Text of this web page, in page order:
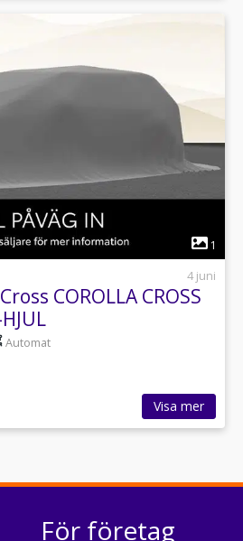
1
4 juni
COROLLA CROSS
Automat
Visa mer
För företag